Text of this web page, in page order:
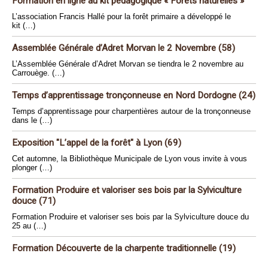
L’association Francis Hallé pour la forêt primaire a développé le
kit (…)
Assemblée Générale d’Adret Morvan le 2 Novembre (58)
L’Assemblée Générale d’Adret Morvan se tiendra le 2 novembre au
Carrouège. (…)
Temps d’apprentissage tronçonneuse en Nord Dordogne (24)
Temps d’apprentissage pour charpentières autour de la tronçonneuse
dans le (…)
Exposition "L’appel de la forêt" à Lyon (69)
Cet automne, la Bibliothèque Municipale de Lyon vous invite à vous
plonger (…)
Formation Produire et valoriser ses bois par la Sylviculture
douce (71)
Formation Produire et valoriser ses bois par la Sylviculture douce du
25 au (…)
Formation Découverte de la charpente traditionnelle (19)